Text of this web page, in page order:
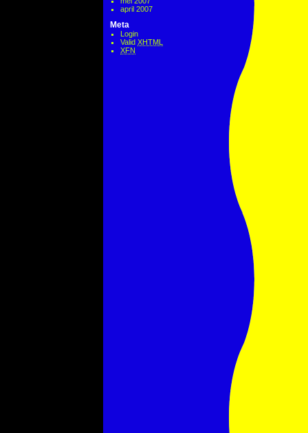
april 2007
Meta
Login
Valid XHTML
XFN